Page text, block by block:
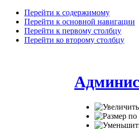
Перейти к содержимому
Перейти к основной навигации
Перейти к первому столбцу
Перейти ко второму столбцу